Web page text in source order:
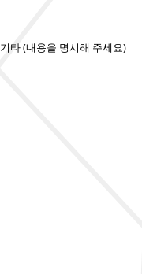
기타 (내용을 명시해 주세요)